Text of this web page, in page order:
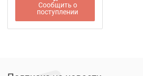
Сообщить о
поступлении